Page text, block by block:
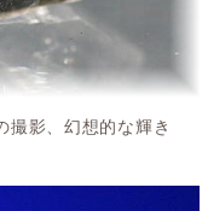
撮影、幻想的な輝き